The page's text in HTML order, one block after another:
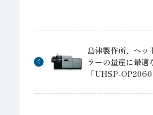
島津製作所、ヘッ
ラーの量産に最
「UHSP-